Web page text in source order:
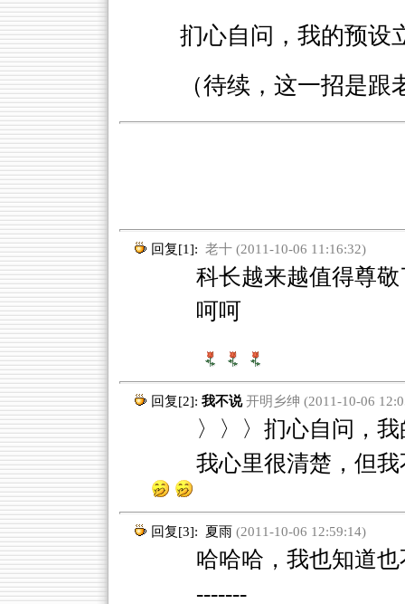
扪心自问，我的预设
（待续，这一招是跟
回复[1]: 老十 (2011-10-06 11:16:32)
科长越来越值得尊敬
呵呵
回复[2]: 我不说 开明乡绅 (2011-10-06
〉〉〉扪心自问，我
我心里很清楚，但
回复[3]: 夏雨(2011-10-06 12:59:14)
哈哈哈，我也知道也
-------